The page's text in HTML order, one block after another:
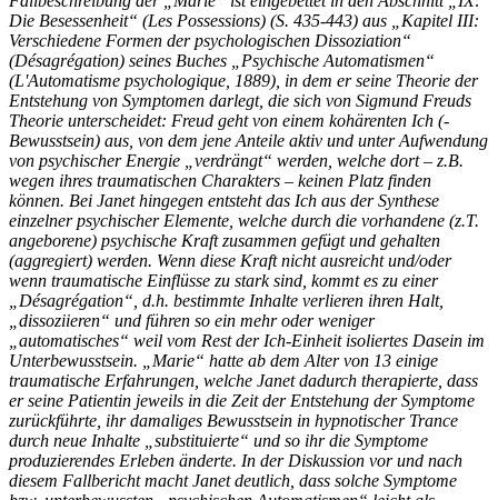
Die Besessenheit“ (Les Possessions) (S. 435-443) aus „Kapitel III:
Verschiedene Formen der psychologischen Dissoziation“
(Désagrégation) seines Buches „Psychische Automatismen“
(L'Automatisme psychologique, 1889), in dem er seine Theorie der
Entstehung von Symptomen darlegt, die sich von Sigmund Freuds
Theorie unterscheidet: Freud geht von einem kohärenten Ich (-
Bewusstsein) aus, von dem jene Anteile aktiv und unter Aufwendung
von psychischer Energie „verdrängt“ werden, welche dort – z.B.
wegen ihres traumatischen Charakters – keinen Platz finden
können. Bei Janet hingegen entsteht das Ich aus der Synthese
einzelner psychischer Elemente, welche durch die vorhandene (z.T.
angeborene) psychische Kraft zusammen gefügt und gehalten
(aggregiert) werden. Wenn diese Kraft nicht ausreicht und/oder
wenn traumatische Einflüsse zu stark sind, kommt es zu einer
„Désagrégation“, d.h. bestimmte Inhalte verlieren ihren Halt,
„dissoziieren“ und führen so ein mehr oder weniger
„automatisches“ weil vom Rest der Ich-Einheit isoliertes Dasein im
Unterbewusstsein. „Marie“ hatte ab dem Alter von 13 einige
traumatische Erfahrungen, welche Janet dadurch therapierte, dass
er seine Patientin jeweils in die Zeit der Entstehung der Symptome
zurückführte, ihr damaliges Bewusstsein in hypnotischer Trance
durch neue Inhalte „substituierte“ und so ihr die Symptome
produzierendes Erleben änderte. In der Diskussion vor und nach
diesem Fallbericht macht Janet deutlich, dass solche Symptome